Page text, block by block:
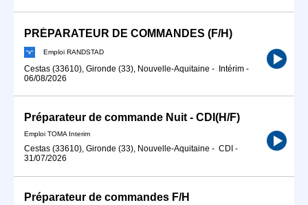
PRÉPARATEUR DE COMMANDES (F/H)
Emploi RANDSTAD
Cestas (33610), Gironde (33), Nouvelle-Aquitaine - Intérim -
06/08/2026
Préparateur de commande Nuit - CDI(H/F)
Emploi TOMA Interim
Cestas (33610), Gironde (33), Nouvelle-Aquitaine - CDI -
31/07/2026
Préparateur de commandes F/H